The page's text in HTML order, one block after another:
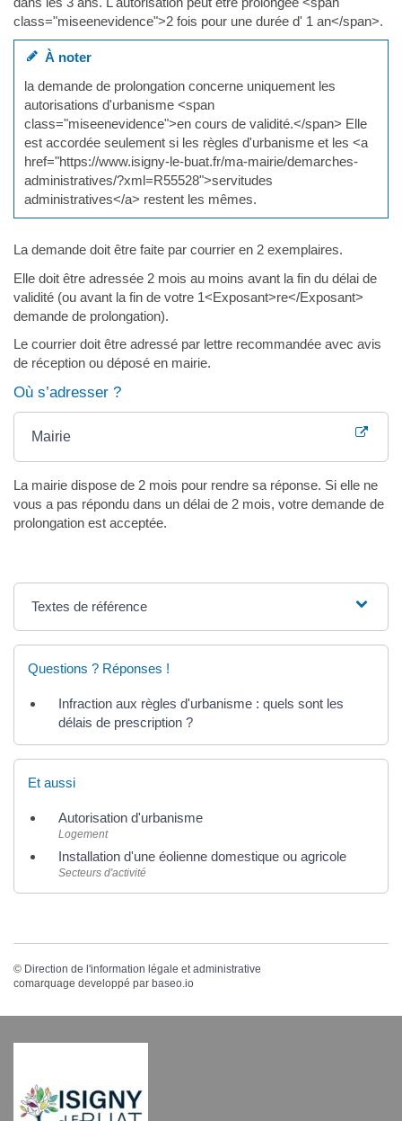
class="miseenevidence">2 fois pour une durée d' 1 an</span>.
À noter
la demande de prolongation concerne uniquement les
autorisations d'urbanisme <span
class="miseenevidence">en cours de validité.</span> Elle
est accordée seulement si les règles d'urbanisme et les <a
href="https://www.isigny-le-buat.fr/ma-mairie/demarches-
administratives/?xml=R55528">servitudes
administratives</a> restent les mêmes.
La demande doit être faite par courrier en 2 exemplaires.
Elle doit être adressée 2 mois au moins avant la fin du délai de
validité (ou avant la fin de votre 1<Exposant>re</Exposant>
demande de prolongation).
Le courrier doit être adressé par lettre recommandée avec avis
de réception ou déposé en mairie.
Où s’adresser ?
Mairie
La mairie dispose de 2 mois pour rendre sa réponse. Si elle ne
vous a pas répondu dans un délai de 2 mois, votre demande de
prolongation est acceptée.
Textes de référence
Questions ? Réponses !
Infraction aux règles d'urbanisme : quels sont les
délais de prescription ?
Et aussi
Autorisation d'urbanisme
Logement
Installation d'une éolienne domestique ou agricole
Secteurs d'activité
© Direction de l'information légale et administrative
comarquage developpé par baseo.io